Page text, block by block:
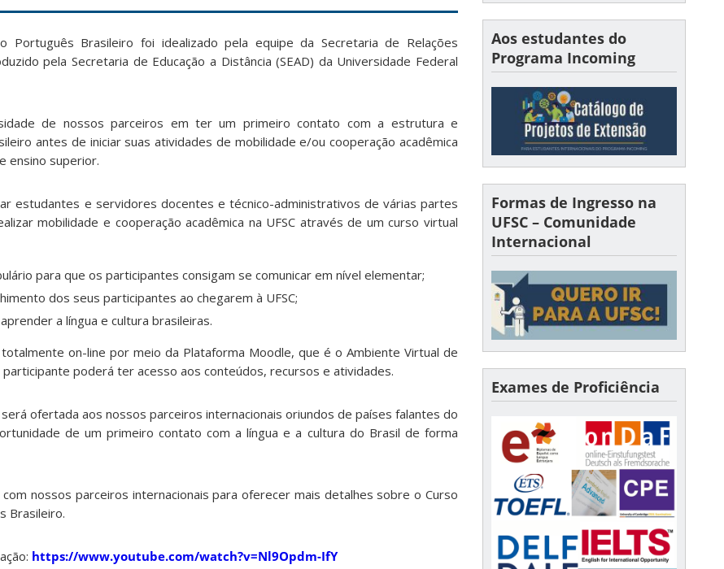
Português Brasileiro foi idealizado pela equipe da Secretaria de Relações
pela Secretaria de Educação a Distância (SEAD) da Universidade Federal
de nossos parceiros em ter um primeiro contato com a estrutura e
antes de iniciar suas atividades de mobilidade e/ou cooperação acadêmica
ensino superior.
estudantes e servidores docentes e técnico-administrativos de várias partes
mobilidade e cooperação acadêmica na UFSC através de um curso virtual
para que os participantes consigam se comunicar em nível elementar;
dos seus participantes ao chegarem à UFSC;
a língua e cultura brasileiras.
on-line por meio da Plataforma Moodle, que é o Ambiente Virtual de
participante poderá ter acesso aos conteúdos, recursos e atividades.
ofertada aos nossos parceiros internacionais oriundos de países falantes do
de um primeiro contato com a língua e a cultura do Brasil de forma
nossos parceiros internacionais para oferecer mais detalhes sobre o Curso
Brasileiro.
https://www.youtube.com/watch?v=Nl9Opdm-IfY
Aos estudantes do
Programa Incoming
Formas de Ingresso na
UFSC – Comunidade
Internacional
Exames de Proficiência